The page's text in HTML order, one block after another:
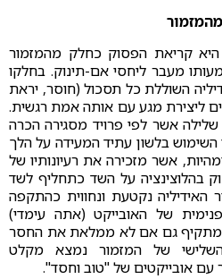
קריאת הפסוק כחלק מהמזמור
מעבר ליחסי אם-תינוק. בחלקו
השוללת כל תסכול (חוסר, יראת
ליצירת מגע עם אותה אמת רגשית.
אשר לפי פרויד מסגירה הכרה
בלשון עתיד המעידה על הלך
אשר מזכירה את רעיונותיו של
בהלוצינציה על השד כתחליף לשד
האידיליה נקטעת ונחווית כהתקפה
של האובייקט (אתה עימדי)
גם אם לא ממלאת את החסר
השלישי של המזמור נמצא מקלט
עם אובייקטים של "טוב וחסד".